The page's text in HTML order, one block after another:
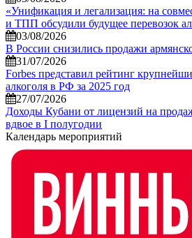
«Унификация и легализация: на
и ТПП обсудили будущее перевозок
03/08/2026
В России снизились продажи
31/07/2026
Forbes представил рейтинг
алкоголя в РФ за 2025 год
27/07/2026
Доходы Кубани от лицензий на
вдвое в I полугодии
Календарь мероприятий